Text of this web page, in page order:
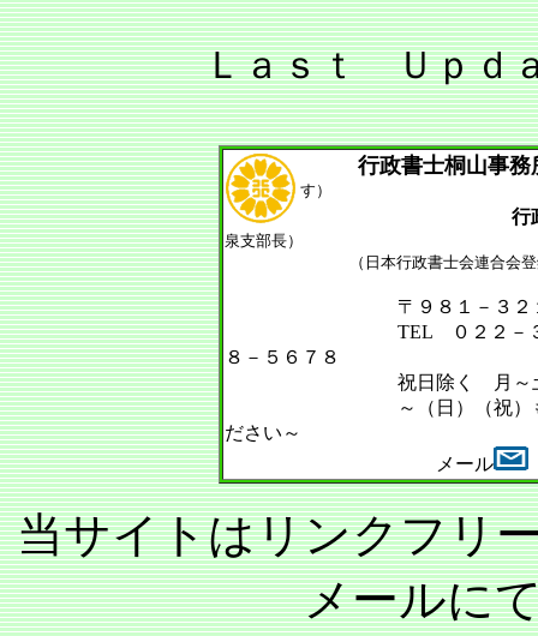
Ｌａｓｔ Ｕｐｄ
行政書士桐山事務
す）
泉支部長）
（日本行政書士会連合会登録・
〒９８１－３２１３ 宮城
TEL ０２２－３７９
８－５６７８
祝日除く 月～土 ９
～（日）（祝）もできる
ださい～
メール
当サイトはリンクフリ
メールに